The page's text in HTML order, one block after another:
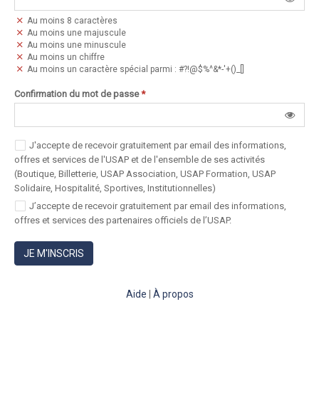
Au moins 8 caractères
Au moins une majuscule
Au moins une minuscule
Au moins un chiffre
Au moins un caractère spécial parmi : #?!@$%^&*-'+()_[]
Confirmation du mot de passe*
J'accepte de recevoir gratuitement par email des informations,
offres et services de l'USAP et de l'ensemble de ses activités
(Boutique, Billetterie, USAP Association, USAP Formation, USAP
Solidaire, Hospitalité, Sportives, Institutionnelles)
J’accepte de recevoir gratuitement par email des informations,
offres et services des partenaires officiels de l’USAP.
JE M'INSCRIS
Aide À propos